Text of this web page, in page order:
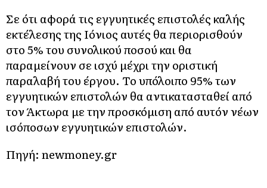
Σε ότι αφορά τις εγγυητικές επιστολές καλής
εκτέλεσης της Ιόνιος αυτές θα περιορισθούν
στο 5% του συνολικού ποσού και θα
παραμείνουν σε ισχύ μέχρι την οριστική
παραλαβή του έργου. Το υπόλοιπο 95% των
εγγυητικών επιστολών θα αντικατασταθεί από
τον Άκτωρα με την προσκόμιση από αυτόν νέων
ισόποσων εγγυητικών επιστολών.
Πηγή: newmoney.gr